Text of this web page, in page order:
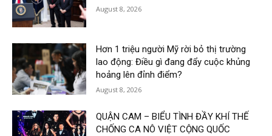
August 8, 2026
Hơn 1 triệu người Mỹ rời bỏ thị trường
lao động: Điều gì đang đẩy cuộc khủng
hoảng lên đỉnh điểm?
August 8, 2026
QUẬN CAM – BIỂU TÌNH ĐẦY KHÍ THẾ
CHỐNG CA NÔ VIỆT CỘNG QUỐC